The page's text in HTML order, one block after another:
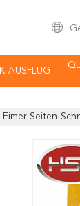
AUSFLUG
Eimer-Seiten-